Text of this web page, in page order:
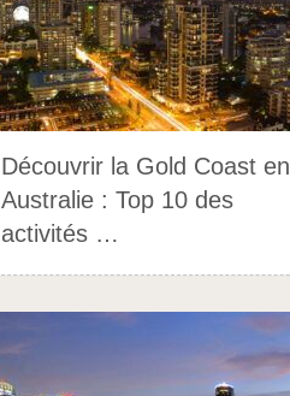
Découvrir la Gold Coast en
Australie : Top 10 des
activités …